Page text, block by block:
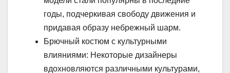
годы, подчеркивая свободу движения и
придавая образу небрежный шарм.
Брючный костюм с культурными
влияниями: Некоторые дизайнеры
вдохновляются различными культурами,